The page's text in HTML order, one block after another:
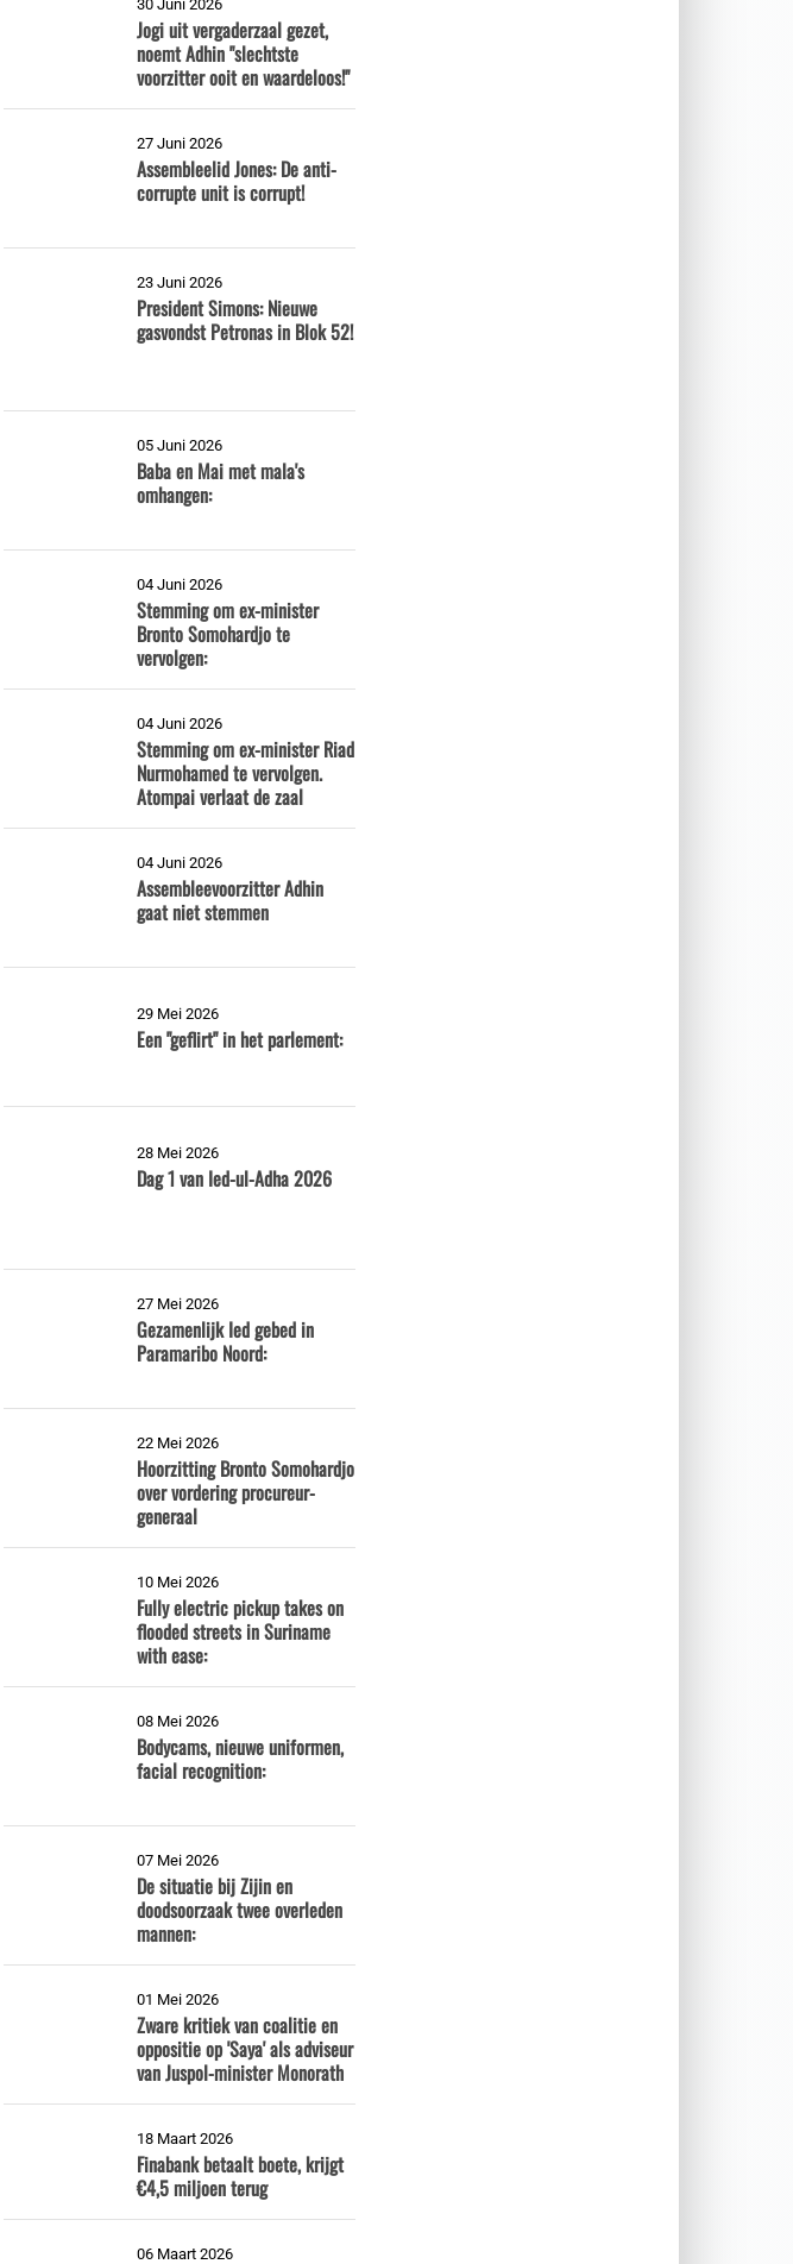
30 Juni 2026
Jogi uit vergaderzaal gezet,
noemt Adhin "slechtste
voorzitter ooit en waardeloos!"
27 Juni 2026
Assembleelid Jones: De anti-
corrupte unit is corrupt!
23 Juni 2026
President Simons: Nieuwe
gasvondst Petronas in Blok 52!
05 Juni 2026
Baba en Mai met mala's
omhangen:
04 Juni 2026
Stemming om ex-minister
Bronto Somohardjo te
vervolgen:
04 Juni 2026
Stemming om ex-minister Riad
Nurmohamed te vervolgen.
Atompai verlaat de zaal
04 Juni 2026
Assembleevoorzitter Adhin
gaat niet stemmen
29 Mei 2026
Een "geflirt" in het parlement:
28 Mei 2026
Dag 1 van Ied-ul-Adha 2026
27 Mei 2026
Gezamenlijk Ied gebed in
Paramaribo Noord:
22 Mei 2026
Hoorzitting Bronto Somohardjo
over vordering procureur-
generaal
10 Mei 2026
Fully electric pickup takes on
flooded streets in Suriname
with ease:
08 Mei 2026
Bodycams, nieuwe uniformen,
facial recognition:
07 Mei 2026
De situatie bij Zijin en
doodsoorzaak twee overleden
mannen:
01 Mei 2026
Zware kritiek van coalitie en
oppositie op 'Saya' als adviseur
van Juspol-minister Monorath
18 Maart 2026
Finabank betaalt boete, krijgt
€4,5 miljoen terug
06 Maart 2026